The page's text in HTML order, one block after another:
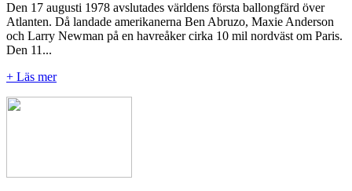
Den 17 augusti 1978 avslutades världens första ballongfärd över
Atlanten. Då landade amerikanerna Ben Abruzo, Maxie Anderson
och Larry Newman på en havreåker cirka 10 mil nordväst om Paris.
Den 11...
+ Läs mer